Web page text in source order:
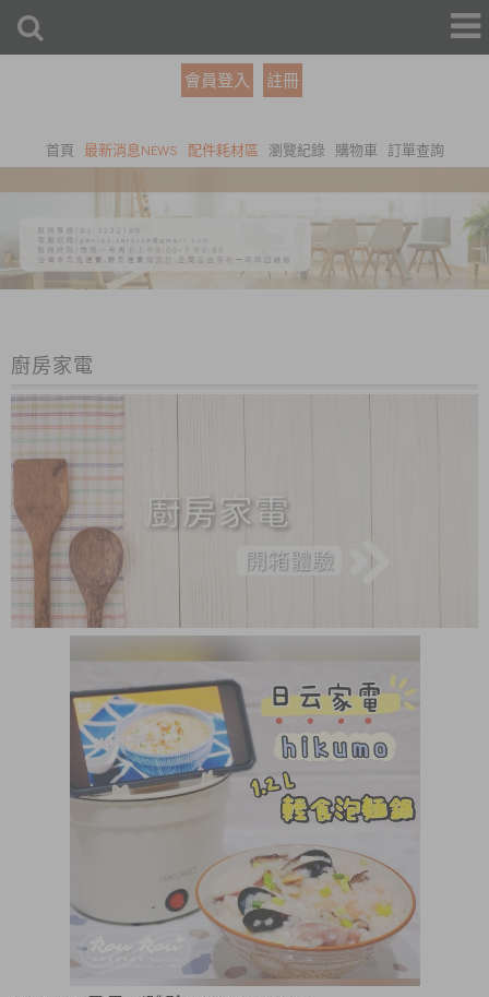
會員登入 註冊
首頁 最新消息NEWS 配件耗材區 瀏覽紀錄 購物車 訂單查詢
廚房家電